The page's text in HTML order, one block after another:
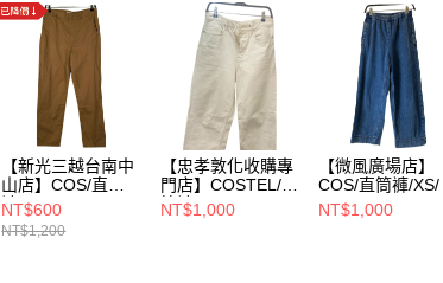
【新光三越台南中
山店】COS/直筒
褲/36/
NT$600
NT$1,200
【忠孝敦化收購專
門店】COSTEL/直
筒褲/28/
NT$1,000
【微風廣場店】
COS/直筒褲/XS/
NT$1,000